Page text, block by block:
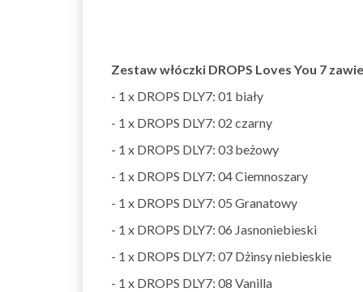
Zestaw włóczki DROPS Loves You 7
- 1 x DROPS DLY7: 01 biały
- 1 x DROPS DLY7: 02 czarny
- 1 x DROPS DLY7: 03 beżowy
- 1 x DROPS DLY7: 04 Ciemnoszary
- 1 x DROPS DLY7: 05 Granatowy
- 1 x DROPS DLY7: 06 Jasnoniebieski
- 1 x DROPS DLY7: 07 Dżinsy niebieskie
- 1 x DROPS DLY7: 08 Vanilla